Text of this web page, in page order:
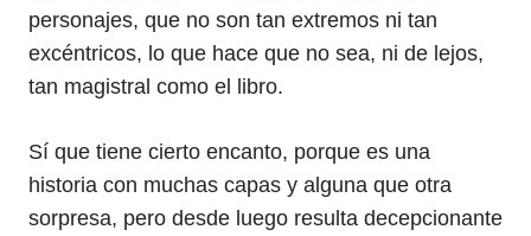
personajes, que no son tan extremos ni tan
excéntricos, lo que hace que no sea, ni de lejos,
tan magistral como el libro.
Sí que tiene cierto encanto, porque es una
historia con muchas capas y alguna que otra
sorpresa, pero desde luego resulta decepcionante